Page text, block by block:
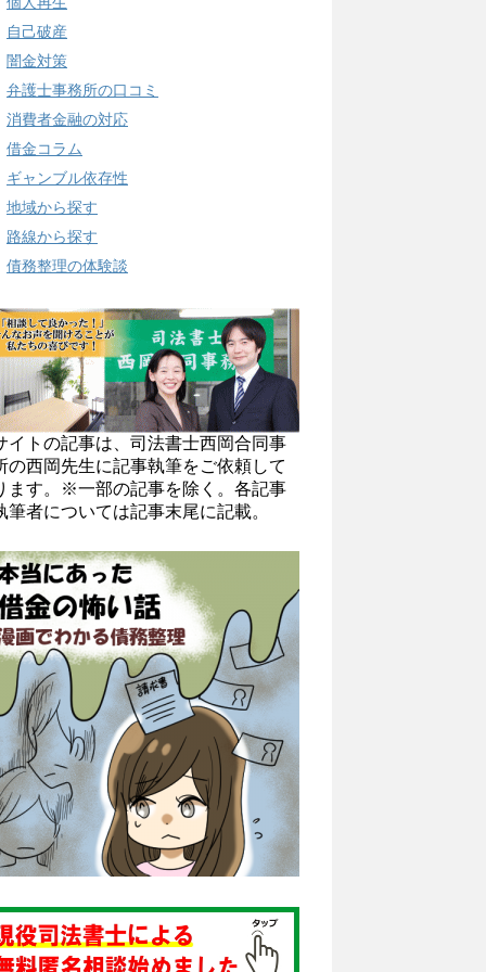
自己破産
闇金対策
弁護士事務所の口コミ
消費者金融の対応
借金コラム
ギャンブル依存性
地域から探す
路線から探す
債務整理の体験談
イトの記事は、司法書士西岡合同事
の西岡先生に記事執筆をご依頼して
ます。※一部の記事を除く。各記事
筆者については記事末尾に記載。